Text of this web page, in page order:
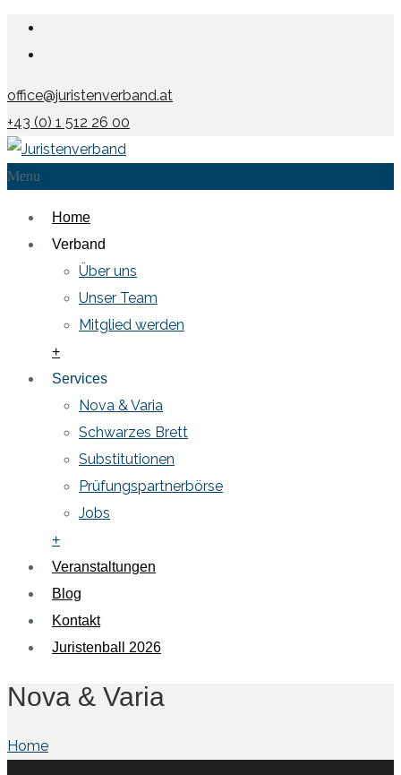
office@juristenverband.at
+43 (0) 1 512 26 00
Menu
Home
Verband
Über uns
Unser Team
Mitglied werden
+
Services
Nova & Varia
Schwarzes Brett
Substitutionen
Prüfungspartnerbörse
Jobs
+
Veranstaltungen
Blog
Kontakt
Juristenball 2026
Nova & Varia
Home